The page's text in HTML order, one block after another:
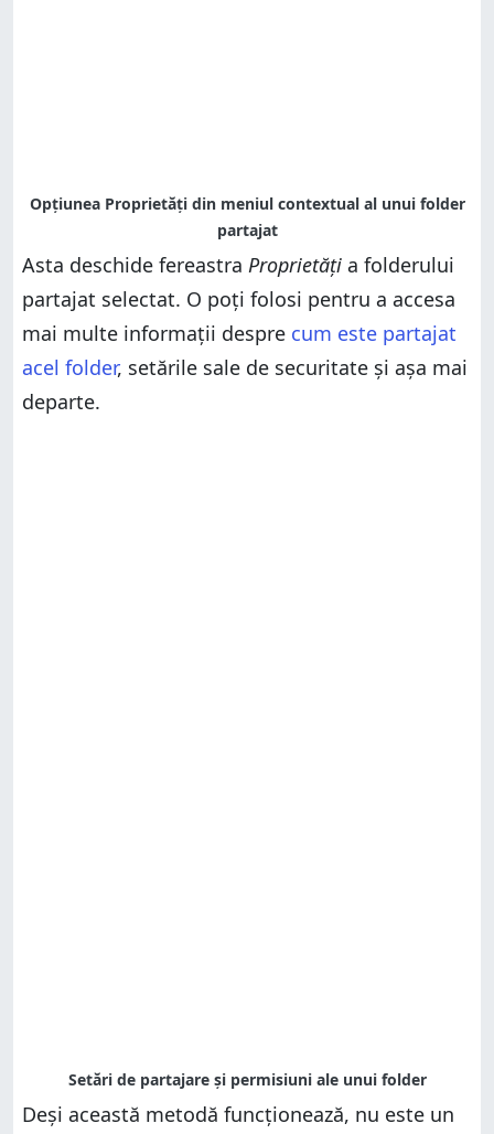
Asta deschide fereastra Proprietăți a folderului
partajat selectat. O poți folosi pentru a accesa
mai multe informații despre cum este partajat
acel folder, setările sale de securitate și așa mai
departe.
Deși această metodă funcționează, nu este un